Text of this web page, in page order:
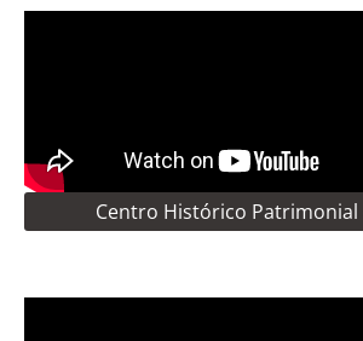
Centro Histórico Patrimonial